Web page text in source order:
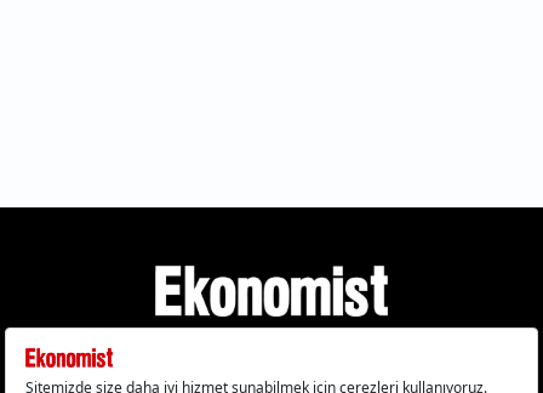
Gizlilik Politikası Çerez Politikası Çerezleri Sıfırla